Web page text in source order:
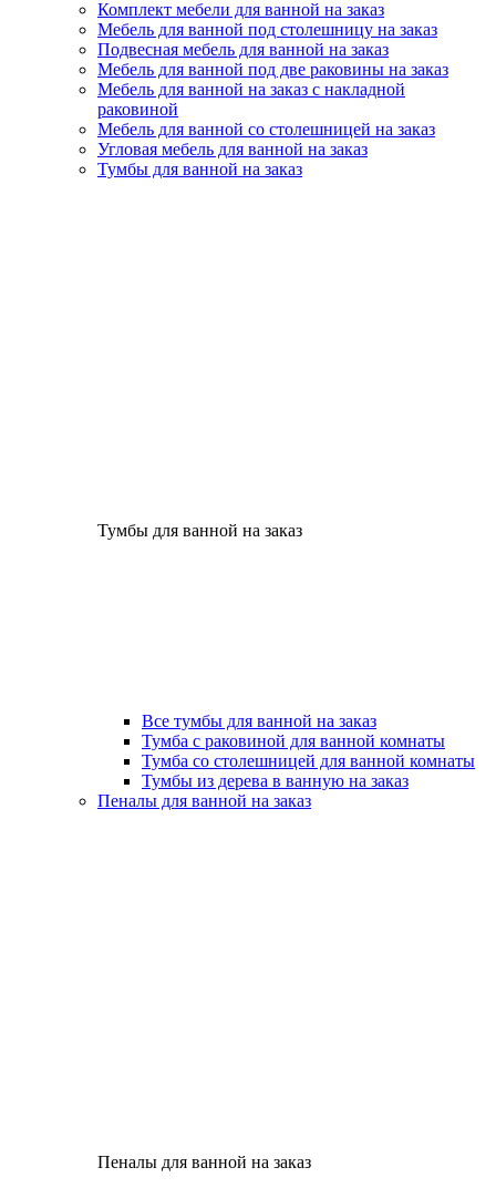
Комплект мебели для ванной на заказ
Мебель для ванной под столешницу на заказ
Подвесная мебель для ванной на заказ
Мебель для ванной под две раковины на заказ
Мебель для ванной на заказ с накладной
раковиной
Мебель для ванной со столешницей на заказ
Угловая мебель для ванной на заказ
Тумбы для ванной на заказ
Тумбы для ванной на заказ
Все тумбы для ванной на заказ
Тумба с раковиной для ванной комнаты
Тумба со столешницей для ванной комнаты
Тумбы из дерева в ванную на заказ
Пеналы для ванной на заказ
Пеналы для ванной на заказ